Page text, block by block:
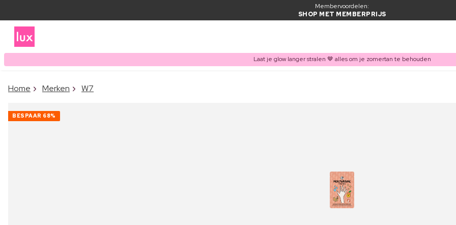
Membervoordelen:
SHOP MET MEMBERPRIJS
Laat je glow langer stralen 🤎 alles om je zomertan te behouden
Home Merken W7
BESPAAR 68%